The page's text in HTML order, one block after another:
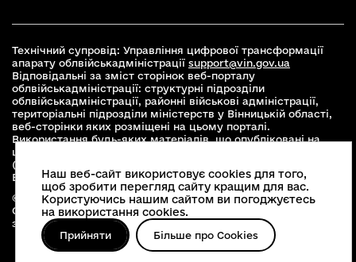
Технічний супровід: Управління цифрової трансформації
апарату облвійськадміністрації support@vin.gov.ua
Відповідальні за зміст сторінок веб-порталу
облвійськадміністрації: структурні підрозділи
облвійськадміністрації, районні військові адміністрації,
територіальні підрозділи міністерств у Вінницькій області,
веб-сторінки яких розміщені на цьому порталі.
Використання будь-яких матеріалів, що опубліковані на
цьому сайті, дозволяється при умові зазначення посилання
(для інтернет-видань - гіперпосилання) на офіційний сайт
Вінницької облвійськадміністраціїwww.vin.gov.ua.
© 2026 Весь контент доступний за ліцензією Creative
Commons Attribution 4.0 International license, якщо не
зазначено інше
Наш веб-сайт використовує cookies для того,
щоб зробити перегляд сайту кращим для вас.
Користуючись нашим сайтом ви погоджуєтесь
на використання cookies.
Прийняти Більше про Cookies